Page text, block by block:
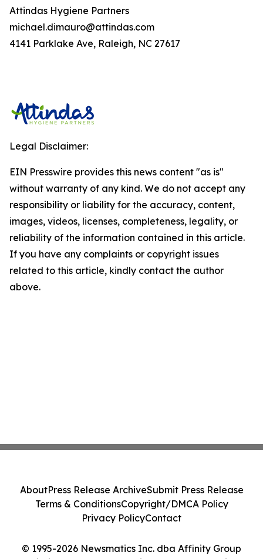
Attindas Hygiene Partners
michael.dimauro@attindas.com
4141 Parklake Ave, Raleigh, NC 27617
Legal Disclaimer:
EIN Presswire provides this news content "as is"
without warranty of any kind. We do not accept any
responsibility or liability for the accuracy, content,
images, videos, licenses, completeness, legality, or
reliability of the information contained in this article.
If you have any complaints or copyright issues
related to this article, kindly contact the author
above.
© 1995-2026 Newsmatics Inc. dba Affinity Group
AboutPress Release ArchiveSubmit Press Release
Terms & ConditionsCopyright/DMCA Policy
Privacy PolicyContact